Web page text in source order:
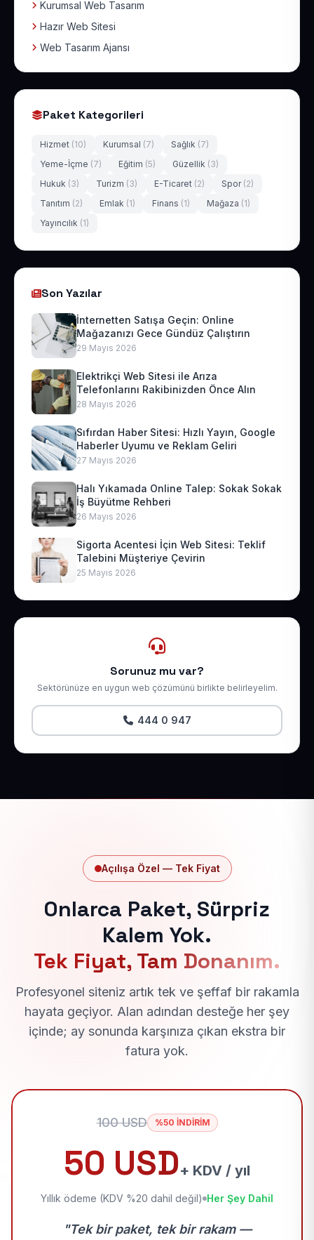
Kurumsal Web Tasarım
Hazır Web Sitesi
Web Tasarım Ajansı
Paket Kategorileri
Hizmet (10) Kurumsal (7) Sağlık (7)
Yeme-İçme (7) Eğitim (5) Güzellik (3)
Hukuk (3) Turizm (3) E-Ticaret (2) Spor (2)
Tanıtım (2) Emlak (1) Finans (1) Mağaza (1)
Yayıncılık (1)
Son Yazılar
İnternetten Satışa Geçin: Online
Mağazanızı Gece Gündüz Çalıştırın
29 Mayıs 2026
Elektrikçi Web Sitesi ile Arıza
Telefonlarını Rakibinizden Önce Alın
28 Mayıs 2026
Sıfırdan Haber Sitesi: Hızlı Yayın, Google
Haberler Uyumu ve Reklam Geliri
27 Mayıs 2026
Halı Yıkamada Online Talep: Sokak Sokak
İş Büyütme Rehberi
26 Mayıs 2026
Sigorta Acentesi İçin Web Sitesi: Teklif
Talebini Müşteriye Çevirin
25 Mayıs 2026
Sorunuz mu var?
Sektörünüze en uygun web çözümünü birlikte belirleyelim.
444 0 947
Açılışa Özel — Tek Fiyat
Onlarca Paket, Sürpriz
Kalem Yok.
Tek Fiyat, Tam Donanım.
Profesyonel siteniz artık tek ve şeffaf bir rakamla
hayata geçiyor. Alan adından desteğe her şey
içinde; ay sonunda karşınıza çıkan ekstra bir
fatura yok.
100 USD %50 İNDİRİM
50 USD+ KDV / yıl
Yıllık ödeme (KDV %20 dahil değil) Her Şey Dahil
"Tek bir paket, tek bir rakam —